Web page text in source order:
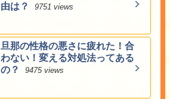
由は？
9751 views
旦那の性格の悪さに疲れた！合
わない！変える対処法ってある
の？
9475 views